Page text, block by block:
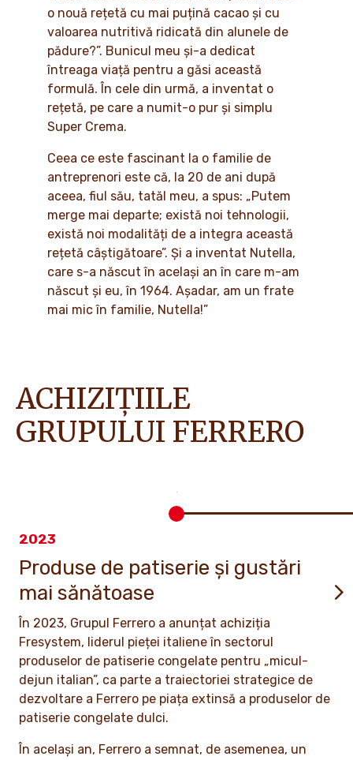
o nouă rețetă cu mai puțină cacao și cu
valoarea nutritivă ridicată din alunele de
pădure?”. Bunicul meu și-a dedicat
întreaga viață pentru a găsi această
formulă. În cele din urmă, a inventat o
rețetă, pe care a numit-o pur și simplu
Super Crema.
Ceea ce este fascinant la o familie de
antreprenori este că, la 20 de ani după
aceea, fiul său, tatăl meu, a spus: „Putem
merge mai departe; există noi tehnologii,
există noi modalități de a integra această
rețetă câștigătoare”. Și a inventat Nutella,
care s-a născut în același an în care m-am
născut și eu, în 1964. Așadar, am un frate
mai mic în familie, Nutella!”
ACHIZIȚIILE
GRUPULUI FERRERO
2023
Produse de patiserie și gustări
mai sănătoase
În 2023, Grupul Ferrero a anunțat achiziția
Fresystem, liderul pieței italiene în sectorul
produselor de patiserie congelate pentru „micul-
dejun italian”, ca parte a traiectoriei strategice de
dezvoltare a Ferrero pe piața extinsă a produselor de
patiserie congelate dulci.
În același an, Ferrero a semnat, de asemenea, un